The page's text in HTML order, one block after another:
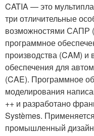
CATIA — это
три отличительные
возможностями САПР
программное
производства (CAM) и
обеспечения для
(CAE). Программное
моделирования
++ и разработано
Systèmes.
промышленный дизайн